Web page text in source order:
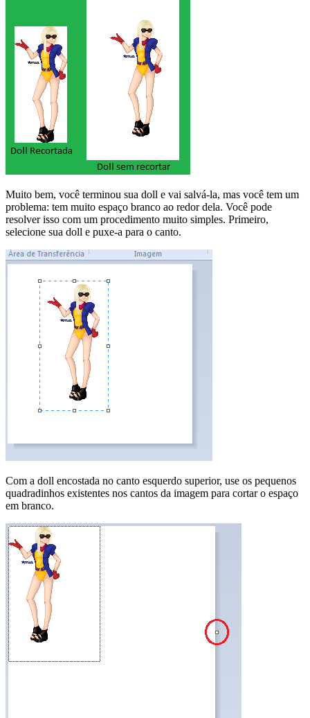
Muito bem, você terminou sua doll e vai salvá-la, mas você tem um
problema: tem muito espaço branco ao redor dela. Você pode
resolver isso com um procedimento muito simples. Primeiro,
selecione sua doll e puxe-a para o canto.
Com a doll encostada no canto esquerdo superior, use os pequenos
quadradinhos existentes nos cantos da imagem para cortar o espaço
em branco.